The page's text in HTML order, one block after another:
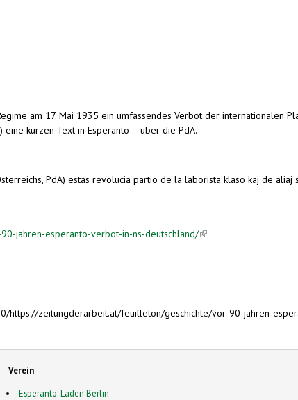
am 17. Mai 1935 ein umfassendes Verbot der internationalen
kurzen Text in Esperanto – über die PdA.
PdA) estas revolucia partio de la laborista klaso kaj de
jahren-esperanto-verbot-in-ns-deutschland/(link is external)
https://zeitungderarbeit.at/feuilleton/geschichte/vor-90-jahren-
Verein
Esperanto-Laden Berlin